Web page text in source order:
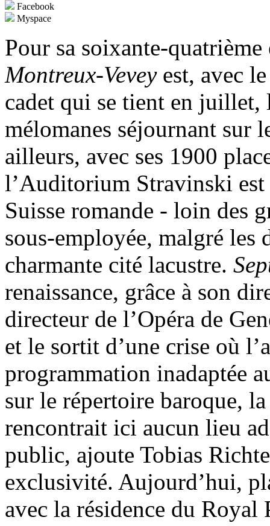
Facebook
Myspace
Pour sa soixante-
Montreux-Veveyest, avec
cadet qui se tient en juillet,
mélomanes séjournant sur
ailleurs, avec ses 1900
l’Auditorium Stravinski est
Suisse romande - loin des
sous-employée, malgré les
charmante cité lacustre.
renaissance, grâce à son
directeur de l’Opéra de
et le sortit d’une crise où
programmation inadaptée
sur le répertoire baroque,
rencontrait ici aucun lieu
public, ajoute Tobias
exclusivité. Aujourd’hui,
avec la résidence du